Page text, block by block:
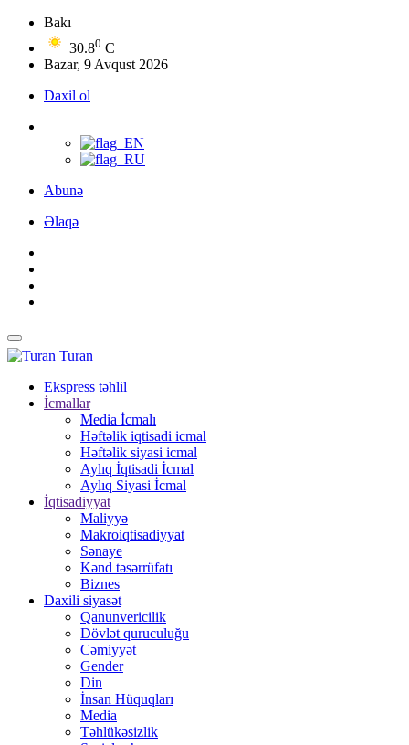
Bakı
30.80 C
Bazar, 9 Avqust 2026
Daxil ol
Abunə
Əlaqə
Turan
Ekspress təhlil
İcmallar
Media İcmalı
Həftəlik iqtisadi icmal
Həftəlik siyasi icmal
Aylıq İqtisadi İcmal
Aylıq Siyasi İcmal
İqtisadiyyat
Maliyyə
Makroiqtisadiyyat
Sənaye
Kənd təsərrüfatı
Biznes
Daxili siyasət
Qanunvericilik
Dövlət quruculuğu
Cəmiyyət
Gender
Din
İnsan Hüquqları
Media
Təhlükəsizlik